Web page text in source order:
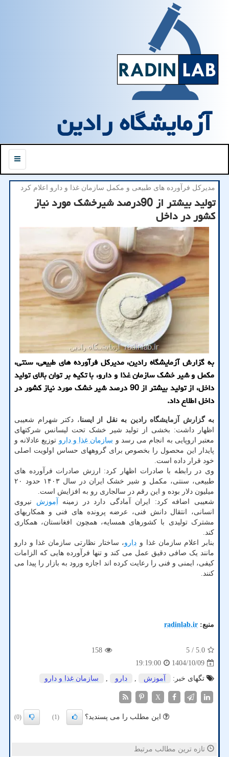
آزمایشگاه رادین
منو
مدیركل فرآورده های طبیعی و مكمل سازمان غذا و دارو اعلام كرد
تولید بیشتر از 90درصد شیرخشک مورد نیاز
کشور در داخل
به گزارش آزمایشگاه رادین، مدیرکل فرآورده های طبیعی، سنتی،
مکمل و شیر خشک سازمان غذا و دارو، با تکیه بر توان بالای تولید
داخل، از تولید بیشتر از 90 درصد شیر خشک مورد نیاز کشور در
داخل اطلاع داد.
به گزارش آزمایشگاه رادین به نقل از ایسنا، دکتر شهرام شعیبی
اظهار داشت: بخشی از تولید شیر خشک تحت لیسانس شرکتهای
معتبر اروپایی به انجام می رسد و سازمان غذا و دارو توزیع عادلانه و
پایدار این محصول را بخصوص برای گروههای حساس اولویت اصلی
خود قرار داده است.
وی در رابطه با صادرات اظهار کرد: ارزش صادرات فرآورده های
طبیعی، سنتی، مکمل و شیر خشک ایران در سال ۱۴۰۳ حدود ۲۰
میلیون دلار بوده و این رقم در سالجاری رو به افزایش است.
شعیبی اضافه کرد: ایران آمادگی دارد در زمینه آموزش نیروی
انسانی، انتقال دانش فنی، عرضه پرونده های فنی و همکاریهای
مشترک تولیدی با کشورهای همسایه، همچون افغانستان، همکاری
کند.
بنابر اعلام سازمان غذا و دارو، ساختار نظارتی سازمان غذا و دارو
مانند یک صافی دقیق عمل می کند و تنها فرآورده هایی که الزامات
کیفی، ایمنی و فنی را رعایت کرده اند اجازه ورود به بازار را پیدا می
کنند.
منبع: radinlab.ir
5.0
/ 5
158
1404/10/09
19:19:00
تگهای خبر:
آموزش , دارو , سازمان غذا و دارو
X
این مطلب را می پسندید؟ (1)
(0)
تازه ترین مطالب مرتبط